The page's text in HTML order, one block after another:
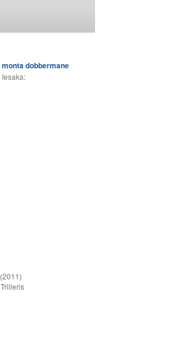
monta dobbermane
Iesaka:
(2011)
Trilleris